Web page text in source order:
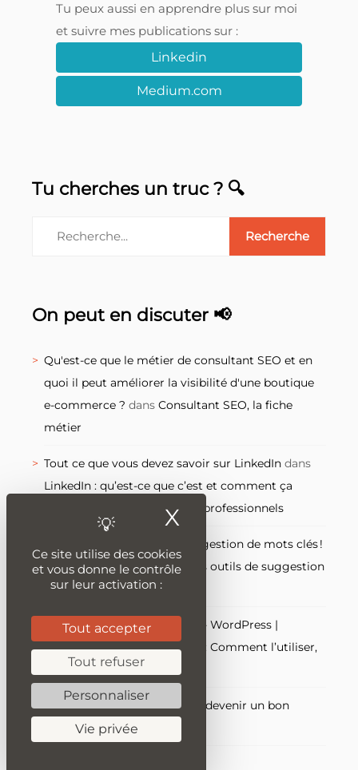
Tu peux aussi en apprendre plus sur moi
et suivre mes publications sur :
Linkedin
Medium.com
Tu cherches un truc ? 🔍
On peut en discuter 📢
Qu'est-ce que le métier de consultant SEO et en
quoi il peut améliorer la visibilité d'une boutique
e-commerce ? dans Consultant SEO, la fiche
métier
Tout ce que vous devez savoir sur LinkedIn dans
LinkedIn : qu’est-ce que c’est et comment ça
marche, le réseau social des professionnels
Tout savoir sur l’outil de suggestion de mots clés !
dansQuels sont les meilleurs outils de suggestion
de mots-clés ?
Yoast SEO le guide complet - WordPress |
Refbax.comdansMailchimp : Comment l’utiliser,
le guide complet
clic monkeydansComment devenir un bon
rédacteur web ?
Ce site utilise des cookies
et vous donne le contrôle
sur leur activation :
Tout accepter
Tout refuser
Personnaliser
Vie privée
X Masquer le